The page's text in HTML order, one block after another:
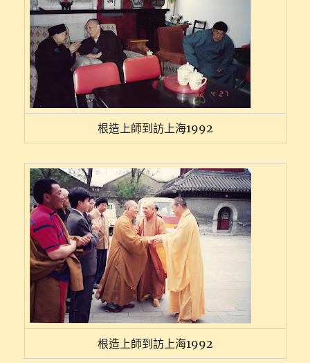
根造上師到訪上海1992
根造上師到訪上海1992